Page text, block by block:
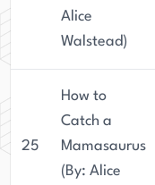
Alice
Walstead)
25
How to
Catch a
Mamasaurus
(By: Alice